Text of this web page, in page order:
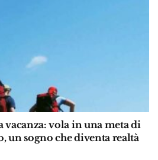
vacanza: vola in una meta di
un sogno che diventa realtà